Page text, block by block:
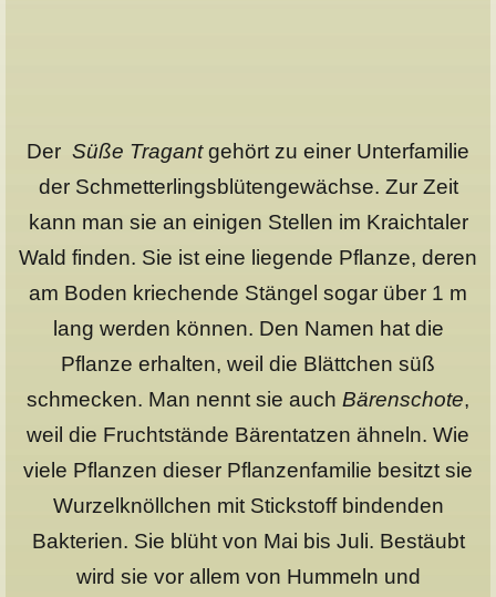
Der Süße Tragantgehört zu einer Unterfamilie
der Schmetterlingsblütengewächse. Zur Zeit
kann man sie an einigen Stellen im Kraichtaler
Wald finden. Sie ist eine liegende Pflanze, deren
am Boden kriechende Stängel sogar über 1 m
lang werden können. Den Namen hat die
Pflanze erhalten, weil die Blättchen süß
schmecken. Man nennt sie auch Bärenschote,
weil die Fruchtstände Bärentatzen ähneln. Wie
viele Pflanzen dieser Pflanzenfamilie besitzt sie
Wurzelknöllchen mit Stickstoff bindenden
Bakterien. Sie blüht von Mai bis Juli. Bestäubt
wird sie vor allem von Hummeln und